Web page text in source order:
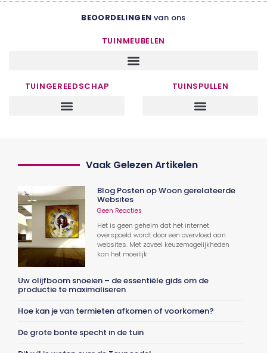
BEOORDELINGEN van ons
TUINMEUBELEN
TUINGEREEDSCHAP TUINSPULLEN
Vaak Gelezen Artikelen
Blog Posten op Woon gerelateerde
Websites
Geen Reacties
Het is geen geheim dat het internet
overspoeld wordt door een overvloed aan
websites. Met zoveel keuzemogelijkheden
kan het moeilijk
Uw olijfboom snoeien – de essentiële gids om de
productie te maximaliseren
Hoe kan je van termieten afkomen of voorkomen?
De grote bonte specht in de tuin